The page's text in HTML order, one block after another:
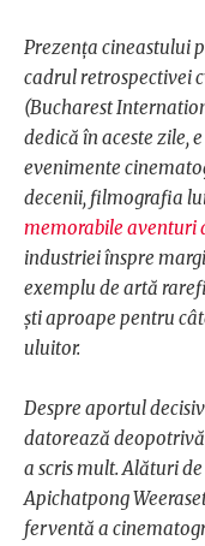
Prezența cineastului
cadrul retrospectivei
(Bucharest
dedică în aceste zile,
evenimente
decenii, filmografia
memorabile aventuri
industriei înspre
exemplu de artă
ști aproape pentru
uluitor.
Despre aportul
datorează
a scris mult. Alături
Apichatpong
ferventă a